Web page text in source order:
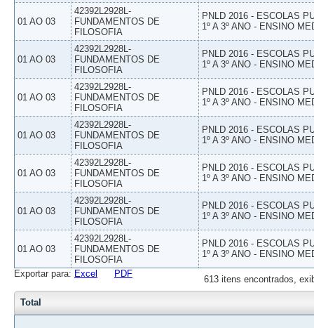
01 AO 03
42392L2928L-
FUNDAMENTOS DE
FILOSOFIA
PNLD 2016 - ESCOLAS
1º A 3º ANO - ENSINO
01 AO 03
42392L2928L-
FUNDAMENTOS DE
FILOSOFIA
PNLD 2016 - ESCOLAS
1º A 3º ANO - ENSINO
01 AO 03
42392L2928L-
FUNDAMENTOS DE
FILOSOFIA
PNLD 2016 - ESCOLAS
1º A 3º ANO - ENSINO
01 AO 03
42392L2928L-
FUNDAMENTOS DE
FILOSOFIA
PNLD 2016 - ESCOLAS
1º A 3º ANO - ENSINO
01 AO 03
42392L2928L-
FUNDAMENTOS DE
FILOSOFIA
PNLD 2016 - ESCOLAS
1º A 3º ANO - ENSINO
01 AO 03
42392L2928L-
FUNDAMENTOS DE
FILOSOFIA
PNLD 2016 - ESCOLAS
1º A 3º ANO - ENSINO
01 AO 03
42392L2928L-
FUNDAMENTOS DE
FILOSOFIA
PNLD 2016 - ESCOLAS
1º A 3º ANO - ENSINO
613 itens encontrados,
Exportar para: Excel PDF
Total